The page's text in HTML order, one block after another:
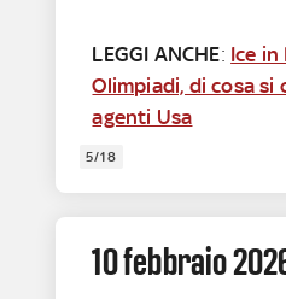
LEGGI ANCHE: Ice
Olimpiadi, di cosa si
agenti Usa
5/18
10 febbraio